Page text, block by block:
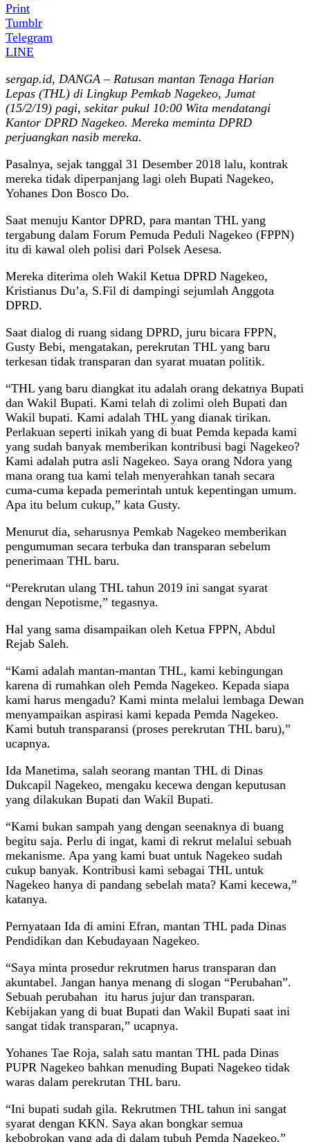
Print
Tumblr
Telegram
LINE
sergap.id, DANGA – Ratusan mantan Tenaga Harian
Lepas (THL) di Lingkup Pemkab Nagekeo, Jumat
(15/2/19) pagi, sekitar pukul 10:00 Wita mendatangi
Kantor DPRD Nagekeo. Mereka meminta DPRD
perjuangkan nasib mereka.
Pasalnya, sejak tanggal 31 Desember 2018 lalu, kontrak
mereka tidak diperpanjang lagi oleh Bupati Nagekeo,
Yohanes Don Bosco Do.
Saat menuju Kantor DPRD, para mantan THL yang
tergabung dalam Forum Pemuda Peduli Nagekeo (FPPN)
itu di kawal oleh polisi dari Polsek Aesesa.
Mereka diterima oleh Wakil Ketua DPRD Nagekeo,
Kristianus Du’a, S.Fil di dampingi sejumlah Anggota
DPRD.
Saat dialog di ruang sidang DPRD, juru bicara FPPN,
Gusty Bebi, mengatakan, perekrutan THL yang baru
terkesan tidak transparan dan syarat muatan politik.
“THL yang baru diangkat itu adalah orang dekatnya Bupati
dan Wakil Bupati. Kami telah di zolimi oleh Bupati dan
Wakil bupati. Kami adalah THL yang dianak tirikan.
Perlakuan seperti inikah yang di buat Pemda kepada kami
yang sudah banyak memberikan kontribusi bagi Nagekeo?
Kami adalah putra asli Nagekeo. Saya orang Ndora yang
mana orang tua kami telah menyerahkan tanah secara
cuma-cuma kepada pemerintah untuk kepentingan umum.
Apa itu belum cukup,” kata Gusty.
Menurut dia, seharusnya Pemkab Nagekeo memberikan
pengumuman secara terbuka dan transparan sebelum
penerimaan THL baru.
“Perekrutan ulang THL tahun 2019 ini sangat syarat
dengan Nepotisme,” tegasnya.
Hal yang sama disampaikan oleh Ketua FPPN, Abdul
Rejab Saleh.
“Kami adalah mantan-mantan THL, kami kebingungan
karena di rumahkan oleh Pemda Nagekeo. Kepada siapa
kami harus mengadu? Kami minta melalui lembaga Dewan
menyampaikan aspirasi kami kepada Pemda Nagekeo.
Kami butuh transparansi (proses perekrutan THL baru),”
ucapnya.
Ida Manetima, salah seorang mantan THL di Dinas
Dukcapil Nagekeo, mengaku kecewa dengan keputusan
yang dilakukan Bupati dan Wakil Bupati.
“Kami bukan sampah yang dengan seenaknya di buang
begitu saja. Perlu di ingat, kami di rekrut melalui sebuah
mekanisme. Apa yang kami buat untuk Nagekeo sudah
cukup banyak. Kontribusi kami sebagai THL untuk
Nagekeo hanya di pandang sebelah mata? Kami kecewa,”
katanya.
Pernyataan Ida di amini Efran, mantan THL pada Dinas
Pendidikan dan Kebudayaan Nagekeo.
“Saya minta prosedur rekrutmen harus transparan dan
akuntabel. Jangan hanya menang di slogan “Perubahan”.
Sebuah perubahan itu harus jujur dan transparan.
Kebijakan yang di buat Bupati dan Wakil Bupati saat ini
sangat tidak transparan,” ucapnya.
Yohanes Tae Roja, salah satu mantan THL pada Dinas
PUPR Nagekeo bahkan menuding Bupati Nagekeo tidak
waras dalam perekrutan THL baru.
“Ini bupati sudah gila. Rekrutmen THL tahun ini sangat
syarat dengan KKN. Saya akan bongkar semua
kebobrokan yang ada di dalam tubuh Pemda Nagekeo,”